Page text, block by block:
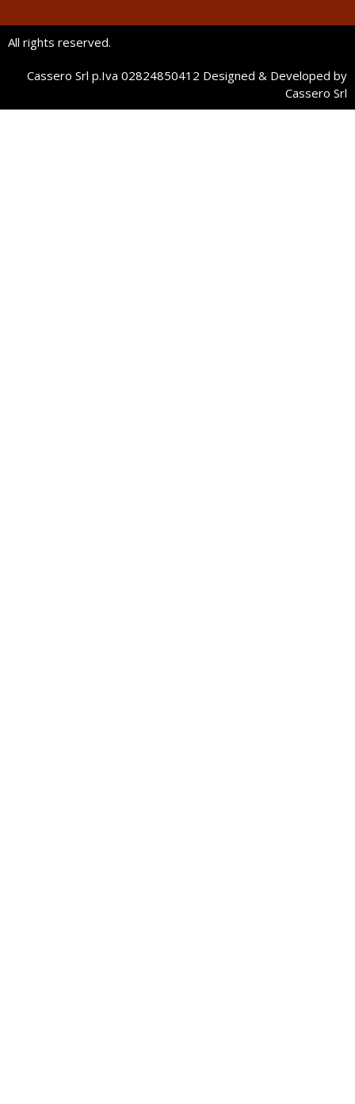
All rights reserved.
Cassero Srl p.Iva 02824850412 Designed & Developed by
Cassero Srl